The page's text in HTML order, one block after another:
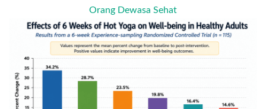
Orang Dewasa Sehat